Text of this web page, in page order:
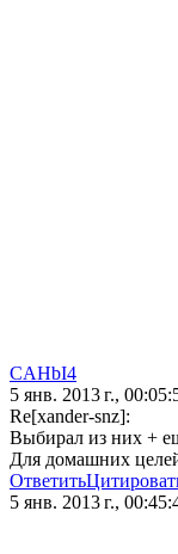
CAHbI4
5 янв. 2013 г.,
Re[xander-snz]:
Выбирал из них +
Для домашних целей
Ответить
5 янв. 2013 г.,